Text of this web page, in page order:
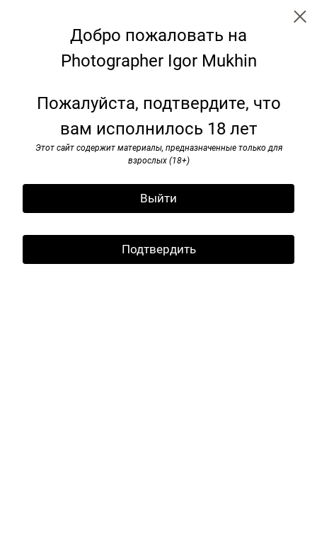
Добро пожаловать на
Photographer Igor Mukhin
Пожалуйста, подтвердите, что
вам исполнилось 18 лет
Этот сайт содержит материалы, предназначенные только для
взрослых (18+)
Выйти
Подтвердить
Garden